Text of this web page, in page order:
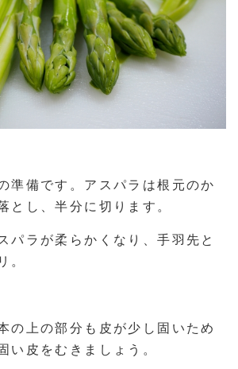
準備です。アスパラは根元のか
とし、半分に切ります。
パラが柔らかくなり、手羽先と
。
の上の部分も皮が少し固いため
い皮をむきましょう。